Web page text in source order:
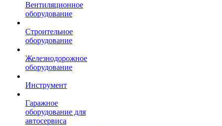
Вентиляционное
оборудование
Строительное
оборудование
Железнодорожное
оборудование
Инструмент
Гаражное
оборудование для
автосервиса